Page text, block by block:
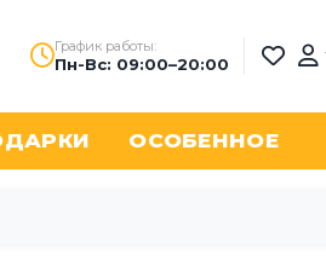
График работы:
Пн-Вс: 09:00–20:00
ОСОБЕННОЕ